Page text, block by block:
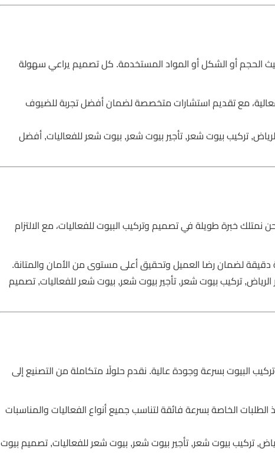
الحجم أو الشكل أو المواد المستخدمة. كل تصميم يراعي سهولة
مع تقديم استشارات متخصصة لضمان أفضل تجربة للضيوف
تركيب بيوت شعر, تأجير بيوت شعر, بيوت شعر للفعاليات, أفضل
خبرة طويلة في تصميم وتركيب البيوت للفعاليات، مع الالتزام
لضمان رضا العميل وتحقيق أعلى مستوى من الأمان والمتانة.
تركيب بيوت شعر, تأجير بيوت شعر, بيوت شعر للفعاليات, تصميم
البيوت بسرعة وجودة عالية. نقدم حلولًا متكاملة من التصنيع إلى
الخاصة بسرعة فائقة لتناسب جميع أنواع الفعاليات والمناسبات
تركيب بيوت شعر, تأجير بيوت شعر, بيوت شعر للفعاليات, تصميم بيوت